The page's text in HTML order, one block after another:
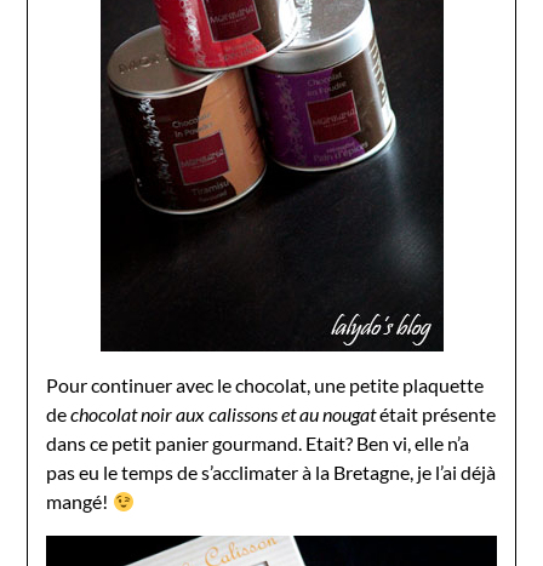
Pour continuer avec le chocolat, une petite plaquette
dechocolat noir aux calissons et au nougatétait présente
dans ce petit panier gourmand. Etait? Ben vi, elle n’a
pas eu le temps de s’acclimater à la Bretagne, je l’ai déjà
mangé!